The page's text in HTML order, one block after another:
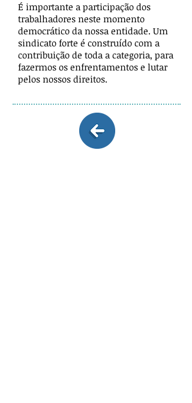
É importante a participação dos
trabalhadores neste momento
democrático da nossa entidade. Um
sindicato forte é construído com a
contribuição de toda a categoria, para
fazermos os enfrentamentos e lutar
pelos nossos direitos.